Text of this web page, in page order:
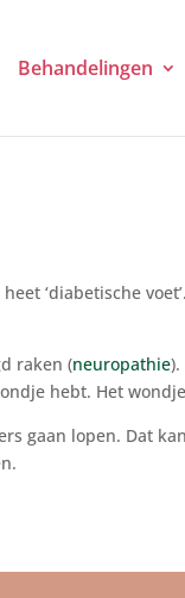
Behandelingen
‘diabetische
raken (neuropathie
hebt. Het
gaan lopen. Dat